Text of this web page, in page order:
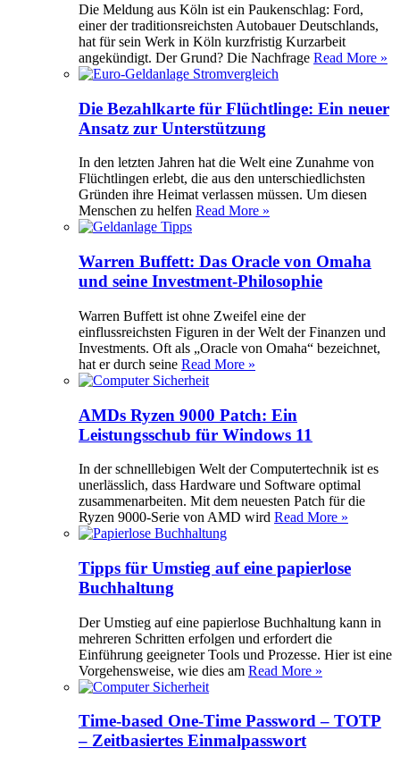
Die Meldung aus Köln ist ein Paukenschlag: Ford,
einer der traditionsreichsten Autobauer Deutschlands,
hat für sein Werk in Köln kurzfristig Kurzarbeit
angekündigt. Der Grund? Die Nachfrage Read More »
Die Bezahlkarte für Flüchtlinge: Ein neuer
Ansatz zur Unterstützung
In den letzten Jahren hat die Welt eine Zunahme von
Flüchtlingen erlebt, die aus den unterschiedlichsten
Gründen ihre Heimat verlassen müssen. Um diesen
Menschen zu helfen Read More »
Warren Buffett: Das Oracle von Omaha
und seine Investment-Philosophie
Warren Buffett ist ohne Zweifel eine der
einflussreichsten Figuren in der Welt der Finanzen und
Investments. Oft als „Oracle von Omaha“ bezeichnet,
hat er durch seine Read More »
AMDs Ryzen 9000 Patch: Ein
Leistungsschub für Windows 11
In der schnelllebigen Welt der Computertechnik ist es
unerlässlich, dass Hardware und Software optimal
zusammenarbeiten. Mit dem neuesten Patch für die
Ryzen 9000-Serie von AMD wird Read More »
Tipps für Umstieg auf eine papierlose
Buchhaltung
Der Umstieg auf eine papierlose Buchhaltung kann in
mehreren Schritten erfolgen und erfordert die
Einführung geeigneter Tools und Prozesse. Hier ist eine
Vorgehensweise, wie dies am Read More »
Time-based One-Time Password – TOTP
– Zeitbasiertes Einmalpasswort